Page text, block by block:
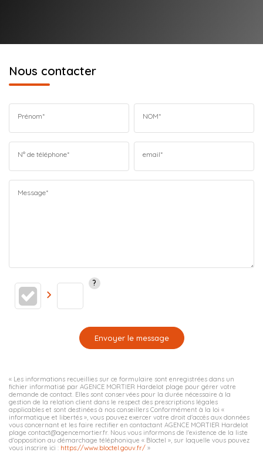
Nous contacter
Prénom* NOM*
N° de téléphone* email*
Message*
Envoyer le message
« Les informations recueillies sur ce formulaire sont enregistrées dans un
fichier informatisé par AGENCE MORTIER Hardelot plage pour gérer votre
demande de contact. Elles sont conservées pour la durée nécessaire à la
gestion de la relation client dans le respect des prescriptions légales
applicables et sont destinées à nos conseillers Conformément à la loi «
informatique et libertés », vous pouvez exercer votre droit d'accès aux données
vous concernant et les faire rectifier en contactant AGENCE MORTIER Hardelot
plage contact@agencemortier.fr. Nous vous informons de l'existence de la liste
d'opposition au démarchage téléphonique « Bloctel », sur laquelle vous pouvez
vous inscrire ici : https://www.bloctel.gouv.fr/ »